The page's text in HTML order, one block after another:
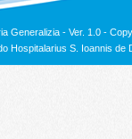
Generalizia - Ver. 1.0 -
Hospitalarius S. Ioannis